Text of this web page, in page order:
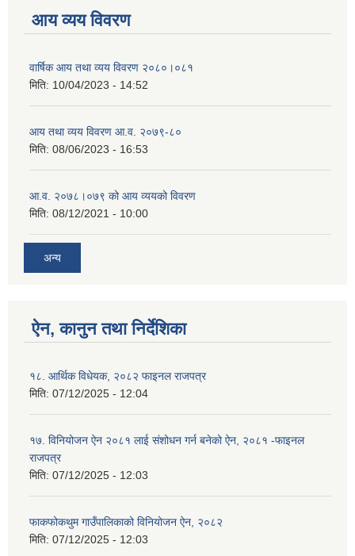
आय व्यय विवरण
वार्षिक आय तथा व्यय विवरण २०८०।०८१
मिति: 10/04/2023 - 14:52
आय तथा व्यय विवरण आ.व. २०७९-८०
मिति: 08/06/2023 - 16:53
आ.व. २०७८।०७९ को आय व्ययको विवरण
मिति: 08/12/2021 - 10:00
अन्य
ऐन, कानुन तथा निर्देशिका
१८. आर्थिक विधेयक, २०८२ फाइनल राजपत्र
मिति: 07/12/2025 - 12:04
१७. विनियोजन ऐन २०८१ लाई संशोधन गर्न बनेको ऐन, २०८१ -फाइनल
राजपत्र
मिति: 07/12/2025 - 12:03
फाकफोकथुम गाउँपालिकाको विनियोजन ऐन, २०८२
मिति: 07/12/2025 - 12:03